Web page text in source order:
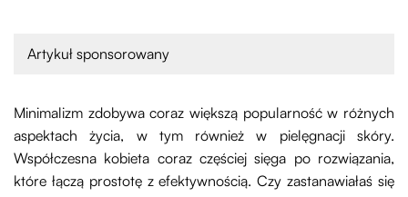
Artykuł sponsorowany
Minimalizm zdobywa coraz większą popularność w różnych
aspektach życia, w tym również w pielęgnacji skóry.
Współczesna kobieta coraz częściej sięga po rozwiązania,
które łączą prostotę z efektywnością. Czy zastanawiałaś się